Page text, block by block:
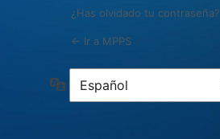
¿Has olvidado tu contraseña?
← Ir a MPPS
Idioma